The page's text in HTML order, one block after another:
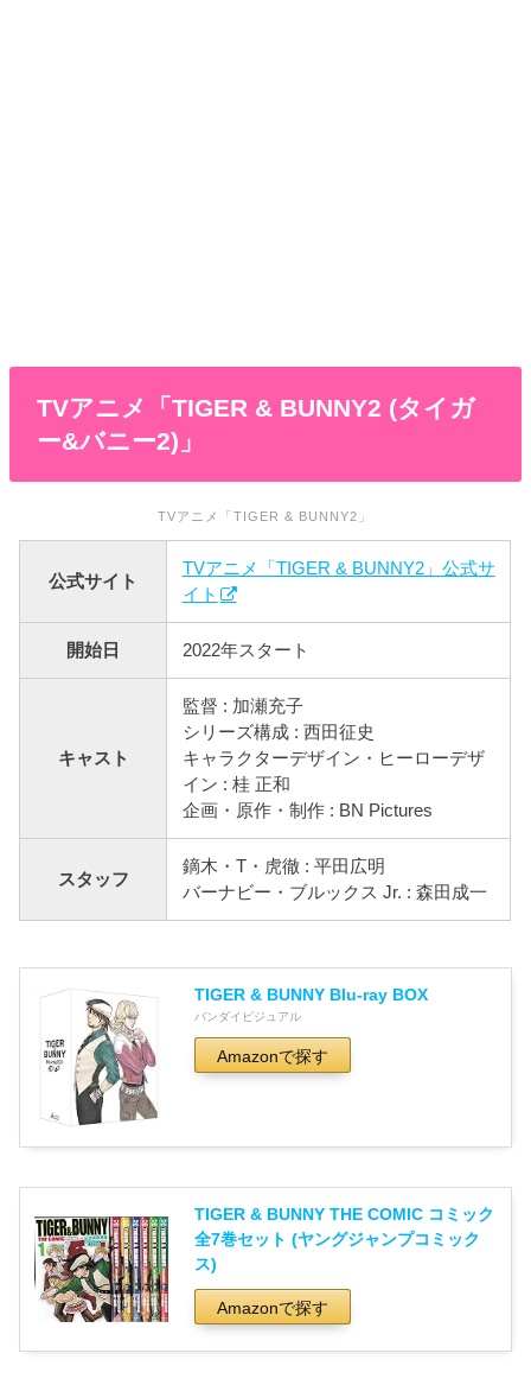
TVアニメ「TIGER & BUNNY2 (タイガ
ー&バニー2)」
TVアニメ「TIGER & BUNNY2」
公式サイト
TVアニメ「TIGER & BUNNY2」公式サ
イト
開始日 2022年スタート
キャスト
監督 : 加瀬充子
シリーズ構成 : 西田征史
キャラクターデザイン・ヒーローデザ
イン : 桂 正和
企画・原作・制作 : BN Pictures
スタッフ
鏑木・T・虎徹 : 平田広明
バーナビー・ブルックス Jr. : 森田成一
TIGER & BUNNY Blu-ray BOX
バンダイビジュアル
Amazonで探す
TIGER & BUNNY THE COMIC コミック
全7巻セット (ヤングジャンプコミック
ス)
Amazonで探す